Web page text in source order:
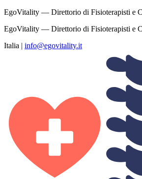
EgoVitality — Direttorio di Fisioterapisti e
EgoVitality — Direttorio di Fisioterapisti e
Italia | info@egovitality.it